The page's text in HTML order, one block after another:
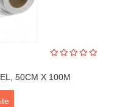
50CM X 100M